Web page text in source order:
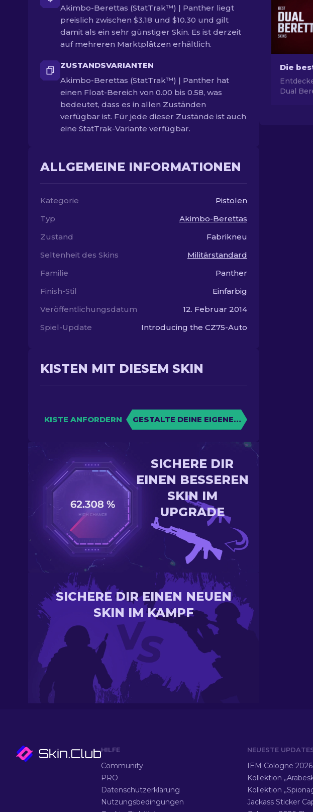
Akimbo-Berettas (StatTrak™) | Panther liegt
preislich zwischen $3.18 und $10.30 und gilt
damit als ein sehr günstiger Skin. Es ist derzeit
auf mehreren Marktplätzen erhältlich.
ZUSTANDSVARIANTEN
Akimbo-Berettas (StatTrak™) | Panther hat
einen Float-Bereich von 0.00 bis 0.58, was
bedeutet, dass es in allen Zuständen
verfügbar ist. Für jede dieser Zustände ist auch
eine StatTrak-Variante verfügbar.
ALLGEMEINE INFORMATIONEN
Kategorie
Pistolen
Typ
Akimbo-Berettas
Zustand
Fabrikneu
Seltenheit des Skins
Militärstandard
Familie
Panther
Finish-Stil
Einfarbig
Veröffentlichungsdatum
12. Februar 2014
Spiel-Update
Introducing the CZ75-Auto
KISTEN MIT DIESEM SKIN
KISTE ANFORDERN GESTALTE DEINE EIGENE KISTE
SICHERE DIR
EINEN BESSEREN
SKIN IM
UPGRADE
SICHERE DIR EINEN NEUEN
SKIN IM KAMPF
Dual
HILFE
Community
PRO
Datenschutzerklärung
Nutzungsbedingungen
NEUESTE
IEM Cologne 2026
Kollektion
Kollektion
Jackass Sticker